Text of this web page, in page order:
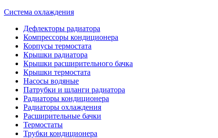
Система охлаждения
Дефлекторы радиатора
Компрессоры кондиционера
Корпусы термостата
Крышки радиатора
Крышки расширительного бачка
Крышки термостата
Насосы водяные
Патрубки и шланги радиатора
Радиаторы кондиционера
Радиаторы охлаждения
Расширительные бачки
Термостаты
Трубки кондиционера